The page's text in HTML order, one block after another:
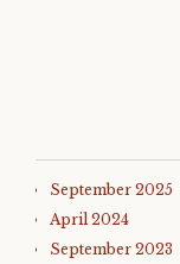
September 2025
April 2024
September 2023